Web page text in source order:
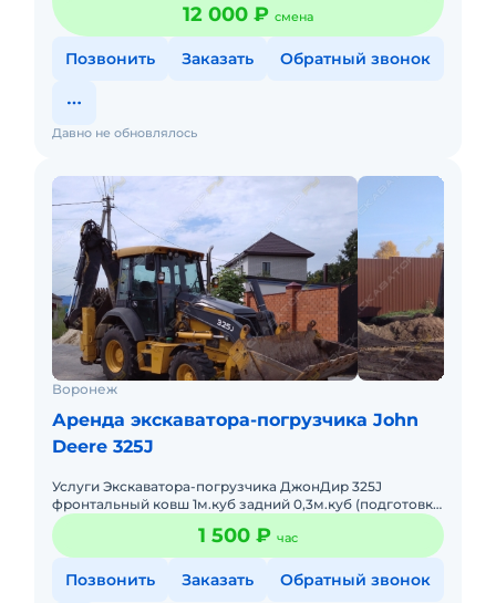
12 000 ₽ смена
Позвонить Заказать Обратный звонок
Давно не обновлялось
Воронеж
Аренда экскаватора-погрузчика John
Deere 325J
Услуги Экскаватора-погрузчика ДжонДир 325J
фронтальный ковш 1м.куб задний 0,3м.куб (подготовка
под строительство,слом домов и сооружений,
планировка и капание,1 500 ₽ час
Позвонить Заказать Обратный звонок